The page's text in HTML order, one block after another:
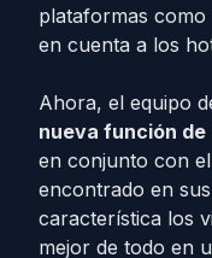
plataformas
en cuenta a los
Ahora, el equipo
nueva función
en conjunto con
encontrado en
característica los
mejor de todo en